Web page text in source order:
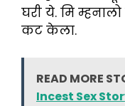
घरी ये. मि
कट केला.
READ MORE
Incest Sex